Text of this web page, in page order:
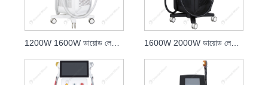
1200W 1600W ডায়োড লেজার 808nm স্কিন রিজুভেনেশন ক্লিনিক